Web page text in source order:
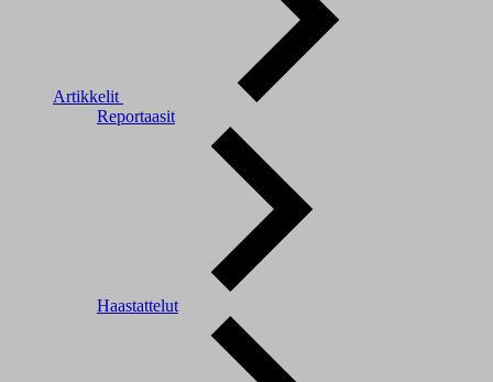
Artikkelit
Reportaasit
Haastattelut